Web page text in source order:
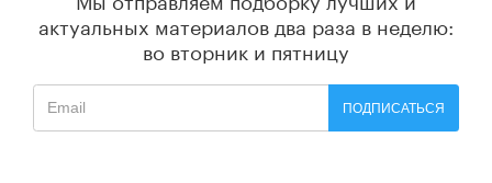
актуальных материалов два раза в неделю:
во вторник и пятницу
ПОДПИСАТЬСЯ